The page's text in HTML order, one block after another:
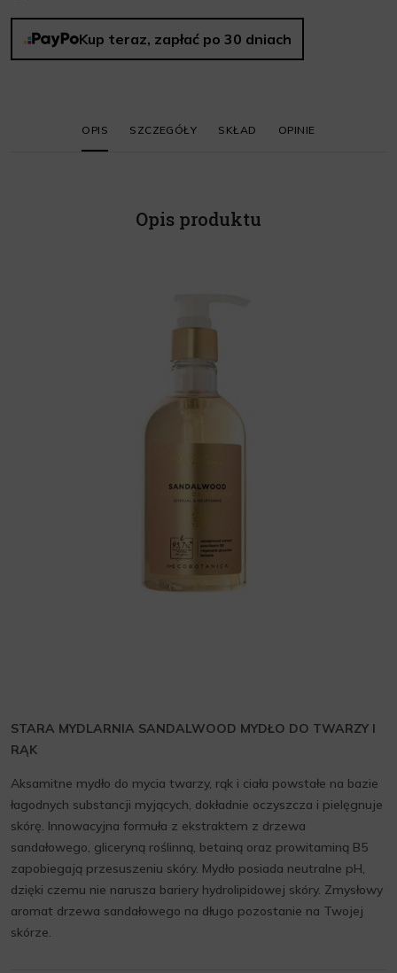
Kup teraz, zapłać po 30 dniach
OPIS SZCZEGÓŁY SKŁAD OPINIE
Opis produktu
STARA MYDLARNIA SANDALWOOD MYDŁO DO TWARZY I
RĄK
Aksamitne mydło do mycia twarzy, rąk i ciała powstałe na bazie
łagodnych substancji myjących, dokładnie oczyszcza i pielęgnuje
skórę. Innowacyjna formuła z ekstraktem z drzewa
sandałowego, gliceryną roślinną, betainą oraz prowitaminą B5
zapobiegają przesuszeniu skóry. Mydło posiada neutralne pH,
dzięki czemu nie narusza bariery hydrolipidowej skóry. Zmysłowy
aromat drzewa sandałowego na długo pozostanie na Twojej
skórze.